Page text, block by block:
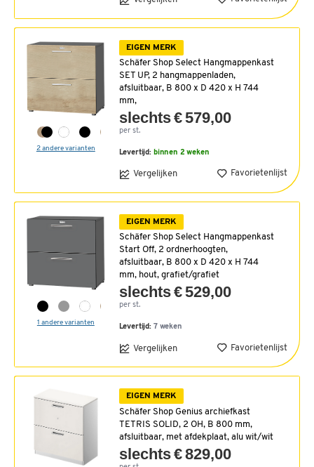
2 andere varianten
EIGEN MERK
Schäfer Shop Select Hangmappenkast
SET UP, 2 hangmappenladen,
afsluitbaar, B 800 x D 420 x H 744
mm,
slechts € 579,00
per st.
Levertijd: binnen 2 weken
Vergelijken Favorietenlijst
1 andere varianten
EIGEN MERK
Schäfer Shop Select Hangmappenkast
Start Off, 2 ordnerhoogten,
afsluitbaar, B 800 x D 420 x H 744
mm, hout, grafiet/grafiet
slechts € 529,00
per st.
Levertijd: 7 weken
Vergelijken Favorietenlijst
EIGEN MERK
Schäfer Shop Genius archiefkast
TETRIS SOLID, 2 OH, B 800 mm,
afsluitbaar, met afdekplaat, alu wit/wit
slechts € 829,00